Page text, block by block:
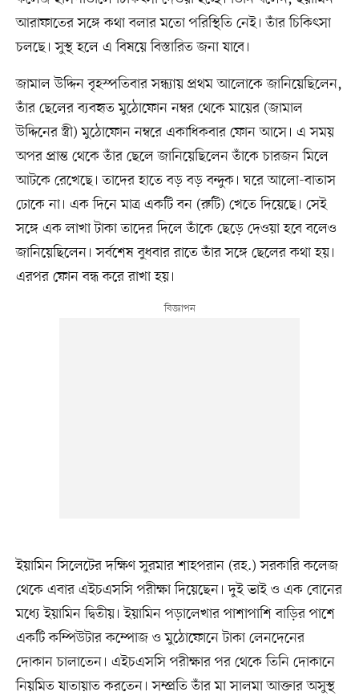
আরাফাতের সঙ্গে কথা বলার মতো পরিস্থিতি নেই। তাঁর চিকিৎসা
চলছে। সুস্থ হলে এ বিষয়ে বিস্তারিত জনা যাবে।
জামাল উদ্দিন বৃহস্পতিবার সন্ধ্যায় প্রথম আলোকে জানিয়েছিলেন,
তাঁর ছেলের ব্যবহৃত মুঠোফোন নম্বর থেকে মায়ের (জামাল
উদ্দিনের স্ত্রী) মুঠোফোন নম্বরে একাধিকবার ফোন আসে। এ সময়
অপর প্রান্ত থেকে তাঁর ছেলে জানিয়েছিলেন তাঁকে চারজন মিলে
আটকে রেখেছে। তাদের হাতে বড় বড় বন্দুক। ঘরে আলো-বাতাস
ঢোকে না। এক দিনে মাত্র একটি বন (রুটি) খেতে দিয়েছে। সেই
সঙ্গে এক লাখা টাকা তাদের দিলে তাঁকে ছেড়ে দেওয়া হবে বলেও
জানিয়েছিলেন। সর্বশেষ বুধবার রাতে তাঁর সঙ্গে ছেলের কথা হয়।
এরপর ফোন বন্ধ করে রাখা হয়।
ইয়ামিন সিলেটের দক্ষিণ সুরমার শাহপরান (রহ.) সরকারি কলেজ
থেকে এবার এইচএসসি পরীক্ষা দিয়েছেন। দুই ভাই ও এক বোনের
মধ্যে ইয়ামিন দ্বিতীয়। ইয়ামিন পড়ালেখার পাশাপাশি বাড়ির পাশে
একটি কম্পিউটার কম্পোজ ও মুঠোফোনে টাকা লেনদেনের
দোকান চালাতেন। এইচএসসি পরীক্ষার পর থেকে তিনি দোকানে
নিয়মিত যাতায়াত করতেন। সম্প্রতি তাঁর মা সালমা আক্তার অসুস্থ